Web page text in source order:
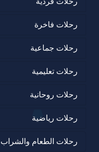
رحلات فاخرة
رحلات جماعية
رحلات تعليمية
رحلات روحانية
رحلات رياضية
رحلات الطعام والشراب